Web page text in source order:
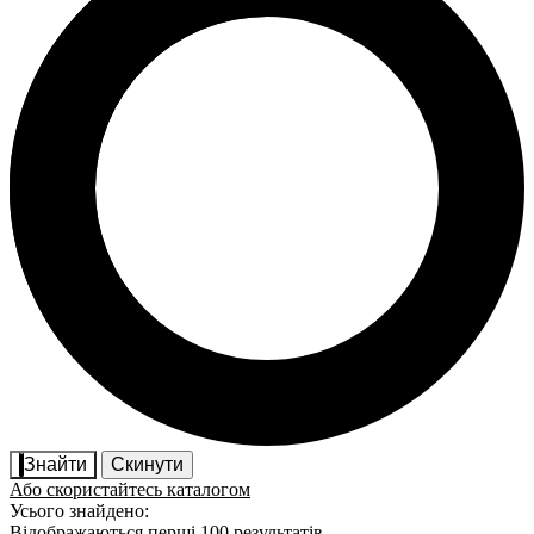
Знайти
Скинути
Або скористайтесь каталогом
Усього знайдено: